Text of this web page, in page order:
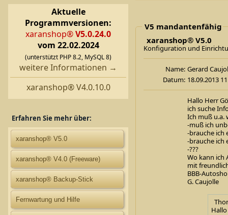
Aktuelle
Programmversionen:
xaranshop®V5.0.24.0
vom 22.02.2024
(unterstützt PHP 8.2, MySQL 8)
weitere Informationen →
xaranshop® V4.0.10.0
Erfahren Sie mehr über:
xaranshop® V5.0
xaranshop® V4.0 (Freeware)
xaranshop® Backup-Stick
Fernwartung und Hilfe
V5 mandantenfähig
xaranshop® V5.0
Konfiguration und
Name: Gerard
Datum: 18.09.2013
Hallo Herr
ich suche
Ich muß u.a.
-muß ich
-brauche ich
-brauche ich
-???
Wo kann ich
mit
BBB-
G. Caujolle